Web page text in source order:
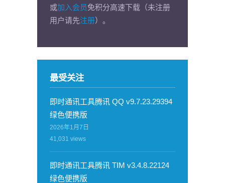
或加入会员免积分高速下载（未注册
用户请先注册）。
最受关注
即时通讯工具腾讯 QQ v9.7.23.29394
绿色便携版
2026年1月7日
41,031 views
即时通讯工具腾讯 TIM v3.4.8.22124
绿色便携版